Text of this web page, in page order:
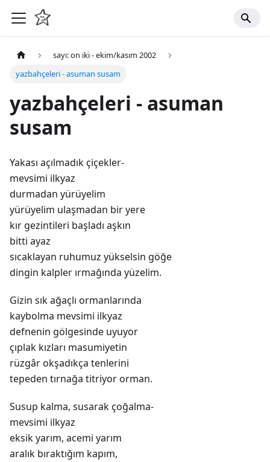
sayı: on iki - ekim/kasım 2002
yazbahçeleri - asuman susam
yazbahçeleri - asuman
susam
Yakası açılmadık çiçekler-
mevsimi ilkyaz
durmadan yürüyelim
yürüyelim ulaşmadan bir yere
kır gezintileri başladı aşkın
bitti ayaz
sıcaklayan ruhumuz yükselsin göğe
dingin kalpler ırmağında yüzelim.
Gizin sık ağaçlı ormanlarında
kaybolma mevsimi ilkyaz
defnenin gölgesinde uyuyor
çıplak kızları masumiyetin
rüzgâr okşadıkça tenlerini
tepeden tırnağa titriyor orman.
Susup kalma, susarak çoğalma-
mevsimi ilkyaz
eksik yarım, acemi yarım
aralık bıraktığım kapım,